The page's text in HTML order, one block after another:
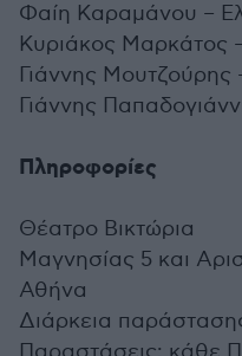
Φαίη Καραμάνου –
Κυριάκος Μαρκάτος
Γιάννης
Γιάννης
Πληροφορίες
Θέατρο Βικτώρια
Μαγνησίας 5 και
Αθήνα
Διάρκεια